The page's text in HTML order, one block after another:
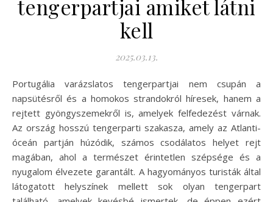
tengerpartjai amiket látni
kell
2025.03.13.
Portugália varázslatos tengerpartjai nem csupán a
napsütésről és a homokos strandokról híresek, hanem a
rejtett gyöngyszemekről is, amelyek felfedezést várnak.
Az ország hosszú tengerparti szakasza, amely az Atlanti-
óceán partján húzódik, számos csodálatos helyet rejt
magában, ahol a természet érintetlen szépsége és a
nyugalom élvezete garantált. A hagyományos turisták által
látogatott helyszínek mellett sok olyan tengerpart